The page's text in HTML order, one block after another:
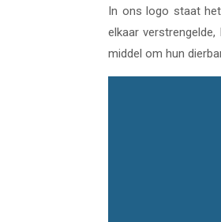
In ons logo staat
elkaar
middel om hun